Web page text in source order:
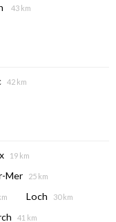
43 km
42 km
19 km
Mer 25 km
Loch 30 km
41 km